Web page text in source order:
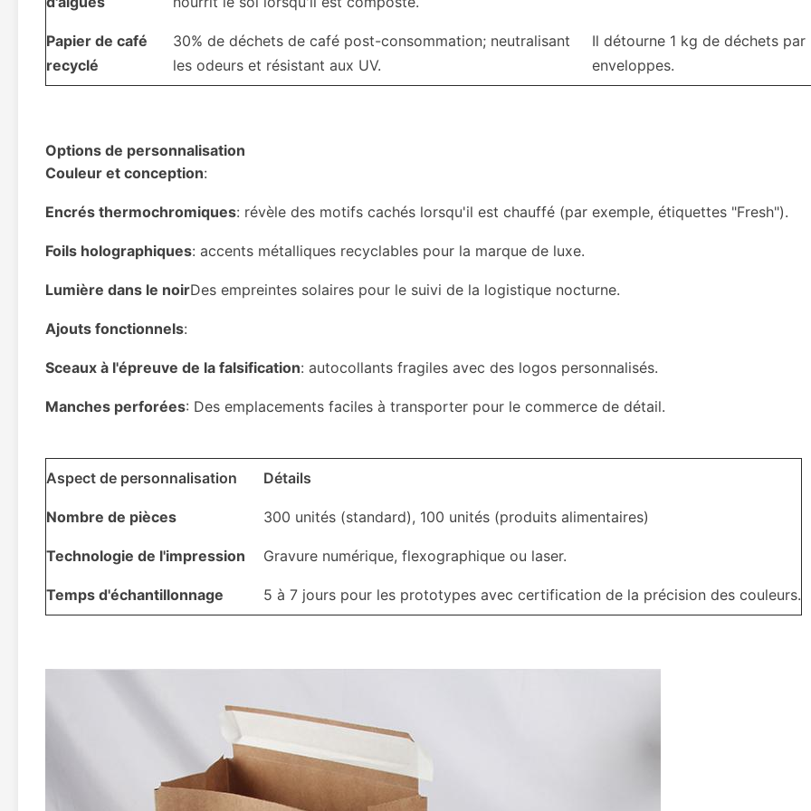
Papier de café
recyclé
30% de déchets de café post-consommation; neutralisant
les odeurs et résistant aux UV.
Il détourne 1 kg de déchets par
enveloppes.
Options de personnalisation
Couleur et conception:
Encrés thermochromiques: révèle des motifs cachés lorsqu'il est chauffé (par exemple, étiquettes "Fresh").
Foils holographiques: accents métalliques recyclables pour la marque de luxe.
Lumière dans le noirDes empreintes solaires pour le suivi de la logistique nocturne.
Ajouts fonctionnels:
Sceaux à l'épreuve de la falsification: autocollants fragiles avec des logos personnalisés.
Manches perforées: Des emplacements faciles à transporter pour le commerce de détail.
Aspect de personnalisation Détails
Nombre de pièces 300 unités (standard), 100 unités (produits alimentaires)
Technologie de l'impression Gravure numérique, flexographique ou laser.
Temps d'échantillonnage 5 à 7 jours pour les prototypes avec certification de la précision des couleurs.